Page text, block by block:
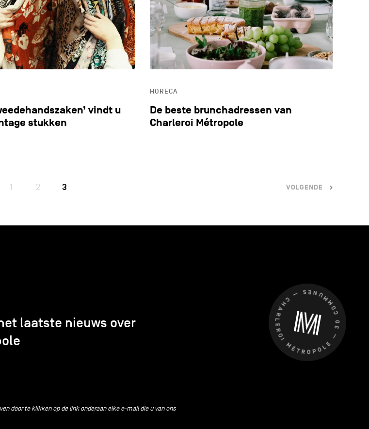
LIFESTYLE LOKALE VOEDINGSPRODUCTEN
MILIEU ONDERWIJS
vindt u
stukken
HORECA
De beste brunchadressen van
Charleroi Métropole
1 2 3 VOLGENDE
CHARLEROI MÉTROPOLE — 30 COMMUNES —
laatste nieuws over
door te klikken op de link onderaan elke e-mail die u van ons